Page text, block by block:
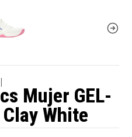
Mujer GEL-
White